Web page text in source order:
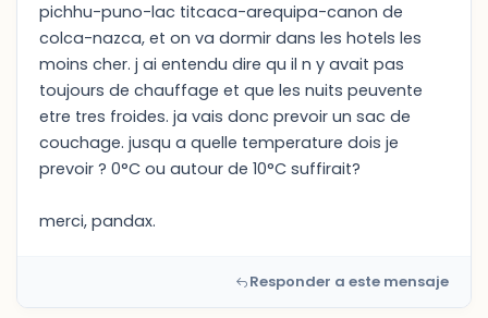
pichhu-puno-lac titcaca-arequipa-canon de
colca-nazca, et on va dormir dans les hotels les
moins cher. j ai entendu dire qu il n y avait pas
toujours de chauffage et que les nuits peuvente
etre tres froides. ja vais donc prevoir un sac de
couchage. jusqu a quelle temperature dois je
prevoir ? 0°C ou autour de 10°C suffirait?
merci, pandax.
Responder a este mensaje